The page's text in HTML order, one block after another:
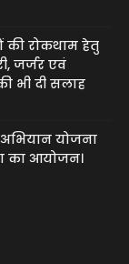
की रोकथाम हेतु
जर्जर एवं
भी दी सलाह
अभियान योजना
का आयोजन।